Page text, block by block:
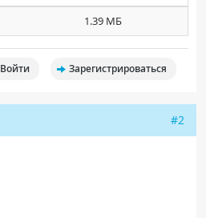
1.39 МБ
Войти Зарегистрироваться
#2